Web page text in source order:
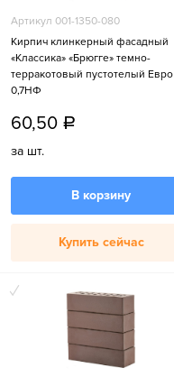
Артикул 001-1350-080
Кирпич клинкерный фасадный
«Классика» «Брюгге» темно-
терракотовый пустотелый Евро
0,7НФ
60,50 a
за шт.
В корзину
Купить сейчас